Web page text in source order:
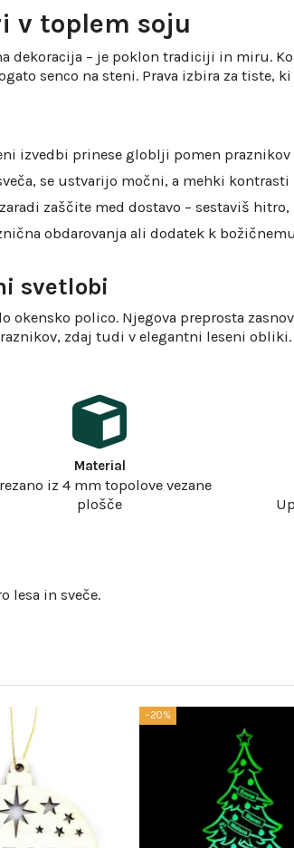
v toplem soju
dekoracija – je poklon tradiciji in miru.
senco na steni. Prava izbira za
izvedbi prinese globlji pomen praznikov
se ustvarijo močni, a mehki kontrasti
zaščite med dostavo – sestaviš
obdarovanja ali dodatek k
svetlobi
okensko polico. Njegova preprosta
zdaj tudi v elegantni leseni obliki.
Material
iz 4 mm topolove vezane
plošče
lesa in sveče.
−20%